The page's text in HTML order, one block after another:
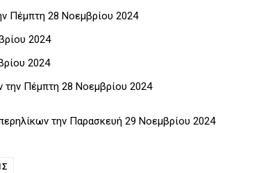
Πέμπτη 28 Νοεμβρίου 2024
2024
2024
την Πέμπτη 28 Νοεμβρίου 2024
την Παρασκευή 29 Νοεμβρίου 2024